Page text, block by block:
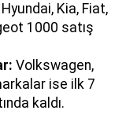
Hyundai, Kia, Fiat,
1000 satış
Volkswagen,
ise ilk 7
kaldı.